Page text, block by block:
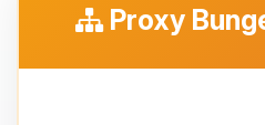
Proxy